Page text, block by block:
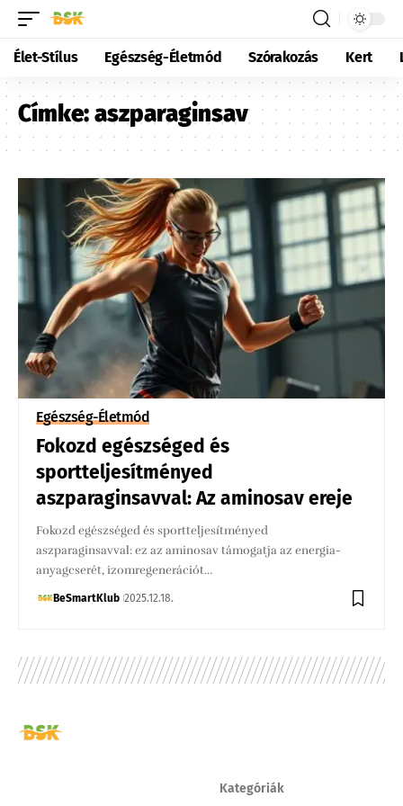
Élet-Stílus Egészség-Életmód Szórakozás Kert
Címke:aszparaginsav
Egészség-Életmód
Fokozd egészséged és
sportteljesítményed
aszparaginsavval: Az aminosav ereje
Fokozd egészséged és sportteljesítményed
aszparaginsavval: ez az aminosav támogatja az energia-
anyagcserét, izomregenerációt…
BeSmartKlub 2025.12.18.
Kategóriák